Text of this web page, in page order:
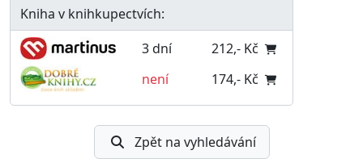
Kniha v knihkupectvích:
3 dní
212,- Kč
není
174,- Kč
Zpět na vyhledávání